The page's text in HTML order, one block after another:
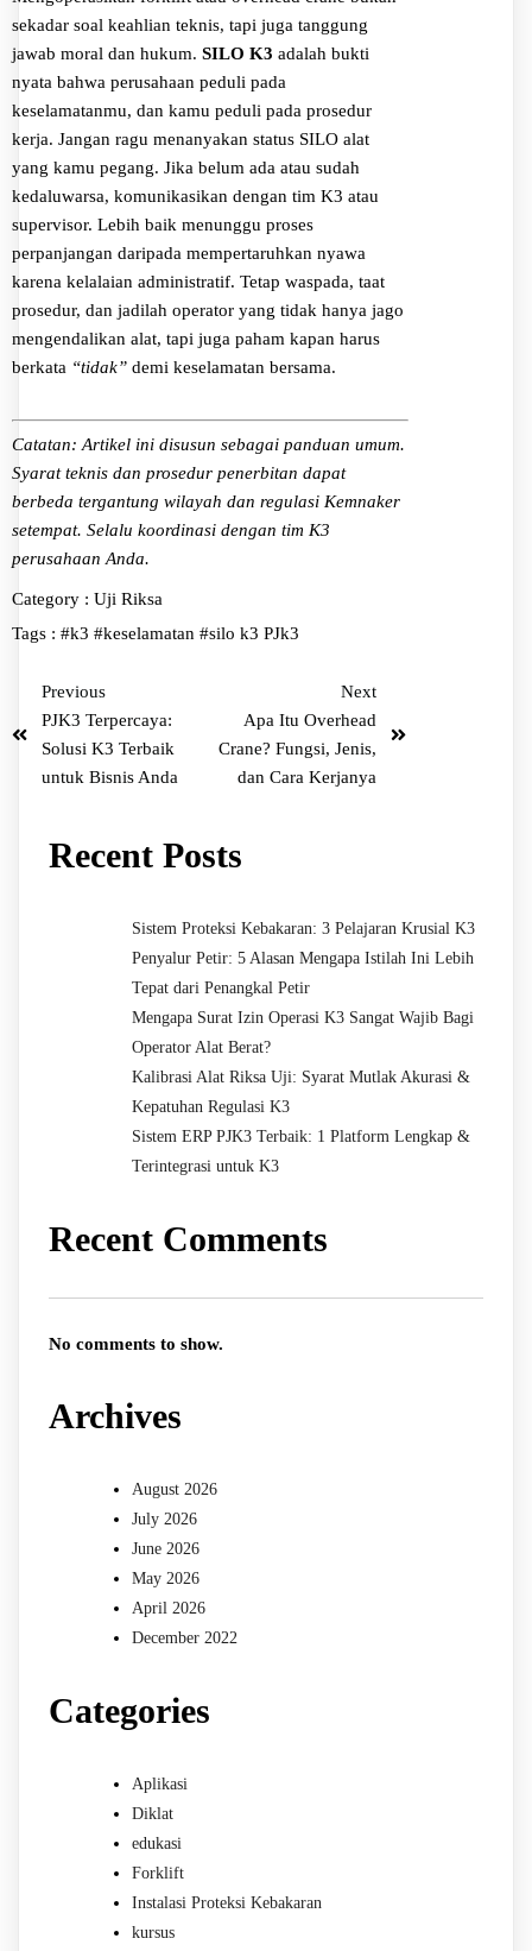
sekadar soal keahlian teknis, tapi juga tanggung
jawab moral dan hukum. SILO K3 adalah bukti
nyata bahwa perusahaan peduli pada
keselamatanmu, dan kamu peduli pada prosedur
kerja. Jangan ragu menanyakan status SILO alat
yang kamu pegang. Jika belum ada atau sudah
kedaluwarsa, komunikasikan dengan tim K3 atau
supervisor. Lebih baik menunggu proses
perpanjangan daripada mempertaruhkan nyawa
karena kelalaian administratif. Tetap waspada, taat
prosedur, dan jadilah operator yang tidak hanya jago
mengendalikan alat, tapi juga paham kapan harus
berkata “tidak” demi keselamatan bersama.
Catatan: Artikel ini disusun sebagai panduan umum.
Syarat teknis dan prosedur penerbitan dapat
berbeda tergantung wilayah dan regulasi Kemnaker
setempat. Selalu koordinasi dengan tim K3
perusahaan Anda.
Category : Uji Riksa
Tags : #k3 #keselamatan #silo k3 PJk3
Previous
PJK3 Terpercaya:
Solusi K3 Terbaik
untuk Bisnis Anda
Next
Apa Itu Overhead
Crane? Fungsi, Jenis,
dan Cara Kerjanya
Recent Posts
Sistem Proteksi Kebakaran: 3 Pelajaran Krusial K3
Penyalur Petir: 5 Alasan Mengapa Istilah Ini Lebih
Tepat dari Penangkal Petir
Mengapa Surat Izin Operasi K3 Sangat Wajib Bagi
Operator Alat Berat?
Kalibrasi Alat Riksa Uji: Syarat Mutlak Akurasi &
Kepatuhan Regulasi K3
Sistem ERP PJK3 Terbaik: 1 Platform Lengkap &
Terintegrasi untuk K3
Recent Comments
No comments to show.
Archives
August 2026
July 2026
June 2026
May 2026
April 2026
December 2022
Categories
Aplikasi
Diklat
edukasi
Forklift
Instalasi Proteksi Kebakaran
kursus